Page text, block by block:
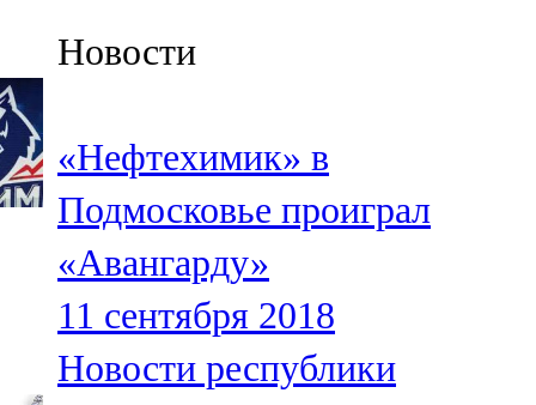
91,5 FM
106,1 FM
Кама тамагы
71,51 FM
Кукмара
107,9 FM
Новости
«Нефтехимик» в
Подмосковье проиграл
«Авангарду»
11 сентября 2018
Новости республики